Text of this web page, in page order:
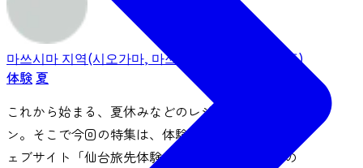
마쓰시마 지역(시오가마, 마쓰시마, 다가조, 리후 등)
体験 夏
これから始まる、夏休みなどのレジャーシーズ
ン。そこで今回の特集は、体験プログラム専用ウ
ェブサイト「仙台旅先体験コレクション」の9つの